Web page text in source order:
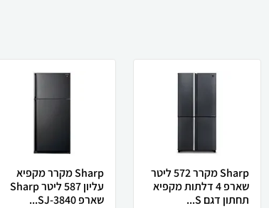
Sharp מקרר 572 ליטר
שארפ 4 דלתות מקפיא
תחתון דגם S...
Sharp מקרר מקפיא
עליון 587 ליטר Sharp
שארפ SJ-3840...